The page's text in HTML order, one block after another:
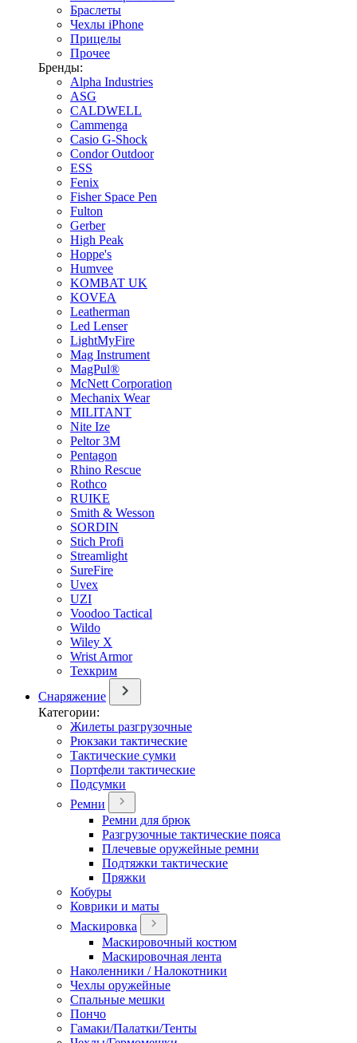
Браслеты
Чехлы iPhone
Прицелы
Прочее
Бренды:
Alpha Industries
ASG
CALDWELL
Cammenga
Casio G-Shock
Condor Outdoor
ESS
Fenix
Fisher Space Pen
Fulton
Gerber
High Peak
Hoppe's
Humvee
KOMBAT UK
KOVEA
Leatherman
Led Lenser
LightMyFire
Mag Instrument
MagPul®
McNett Corporation
Mechanix Wear
MILITANT
Nite Ize
Peltor 3M
Pentagon
Rhino Rescue
Rothco
RUIKE
Smith & Wesson
SORDIN
Stich Profi
Streamlight
SureFire
Uvex
UZI
Voodoo Tactical
Wildo
Wiley X
Wrist Armor
Техкрим
Снаряжение
Категории:
Жилеты разгрузочные
Рюкзаки тактические
Тактические сумки
Портфели тактические
Подсумки
Ремни
Ремни для брюк
Разгрузочные тактические пояса
Плечевые оружейные ремни
Подтяжки тактические
Пряжки
Кобуры
Коврики и маты
Маскировка
Маскировочный костюм
Маскировочная лента
Наколенники / Налокотники
Чехлы оружейные
Спальные мешки
Пончо
Гамаки/Палатки/Тенты